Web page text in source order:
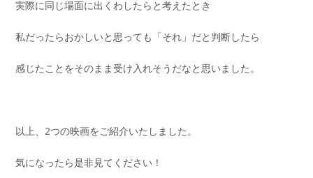
実際に同じ場面に出くわしたらと考えたとき
私だったらおかしいと思っても「それ」だと判断したら
感じたことをそのまま受け入れそうだなと思いました。
以上、2つの映画をご紹介いたしました。
気になったら是非見てください！